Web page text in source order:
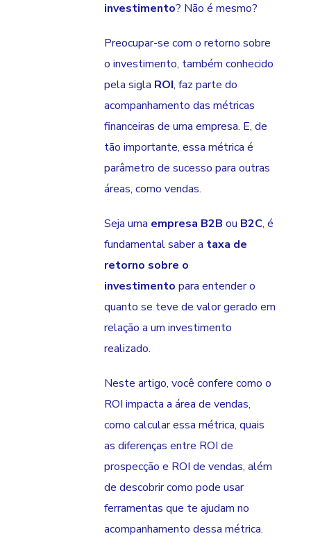
investimento? Não é mesmo?
Preocupar-se com o retorno sobre
o investimento, também conhecido
pela sigla ROI, faz parte do
acompanhamento das métricas
financeiras de uma empresa. E, de
tão importante, essa métrica é
parâmetro de sucesso para outras
áreas, como vendas.
Seja uma empresa B2B ou B2C, é
fundamental saber a taxa de
retorno sobre o
investimento para entender o
quanto se teve de valor gerado em
relação a um investimento
realizado.
Neste artigo, você confere como o
ROI impacta a área de vendas,
como calcular essa métrica, quais
as diferenças entre ROI de
prospecção e ROI de vendas, além
de descobrir como pode usar
ferramentas que te ajudam no
acompanhamento dessa métrica.